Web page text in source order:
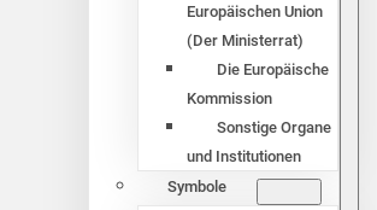
Europäischen Union
(Der Ministerrat)
Die Europäische
Kommission
Sonstige Organe
und Institutionen
Symbole